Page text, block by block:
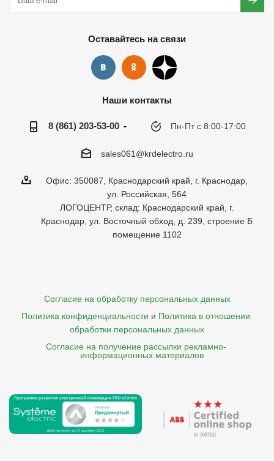
Оставайтесь на связи
Наши контакты
8 (861) 203-53-00 Пн-Пт с 8:00-17:00
sales061@krdelectro.ru
Офис: 350087, Краснодарский край, г. Краснодар,
ул. Российская, 564
ЛОГОЦЕНТР, склад: Краснодарский край, г.
Краснодар, ул. Восточный обход, д. 239, строение Б
помещение 1102
Согласие на обработку персональных данных
Политика конфиденциальности и Политика в отношении
обработки персональных данных
Согласие на получение рассылки рекламно-
    информационных материалов